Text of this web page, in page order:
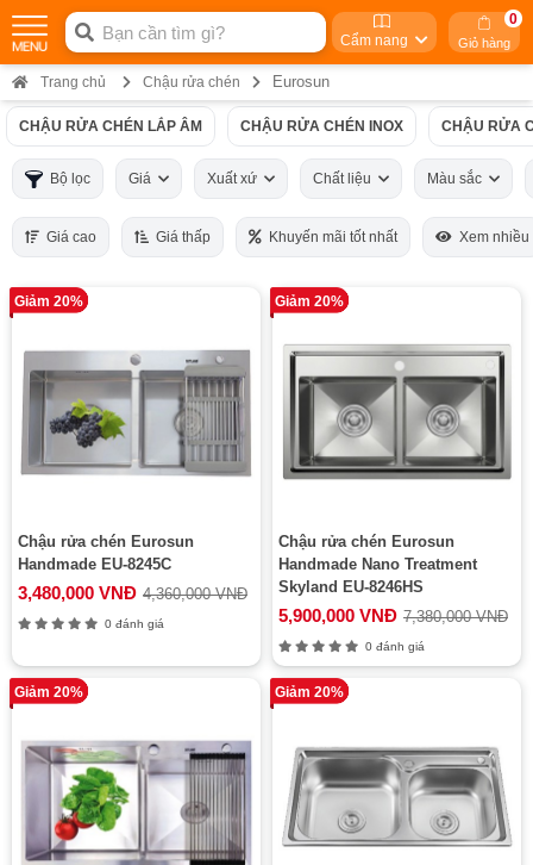
Cẩm nang Giỏ hàng
0
Trang chủ Chậu rửa chén Eurosun
CHẬU RỬA CHÉN LẮP ÂM CHẬU RỬA CHÉN INOX CHẬU RỬA
Bộ lọc Giá Xuất xứ Chất liệu Màu sắc
Giá cao Giá thấp Khuyến mãi tốt nhất Xem nhiều
Giảm 20%
Chậu rửa chén Eurosun
Handmade EU-8245C
3,480,000 VNĐ 4,360,000 VNĐ
0 đánh giá
Giảm 20%
Chậu rửa chén Eurosun
Handmade Nano Treatment
Skyland EU-8246HS
5,900,000 VNĐ 7,380,000 VNĐ
0 đánh giá
Giảm 20% Giảm 20%